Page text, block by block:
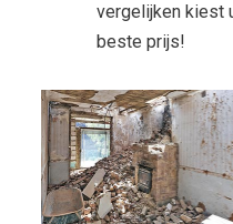
vergelijken kiest
beste prijs!